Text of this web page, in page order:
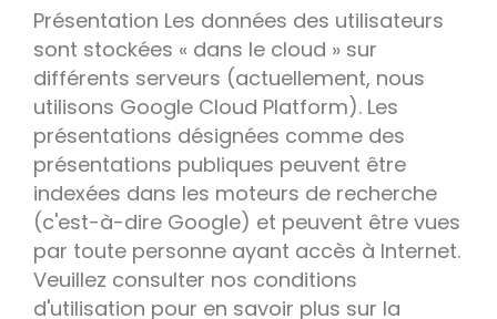
Présentation Les données des utilisateurs
sont stockées « dans le cloud » sur
différents serveurs (actuellement, nous
utilisons Google Cloud Platform). Les
présentations désignées comme des
présentations publiques peuvent être
indexées dans les moteurs de recherche
(c'est-à-dire Google) et peuvent être vues
par toute personne ayant accès à Internet.
Veuillez consulter nos conditions
d'utilisation pour en savoir plus sur la